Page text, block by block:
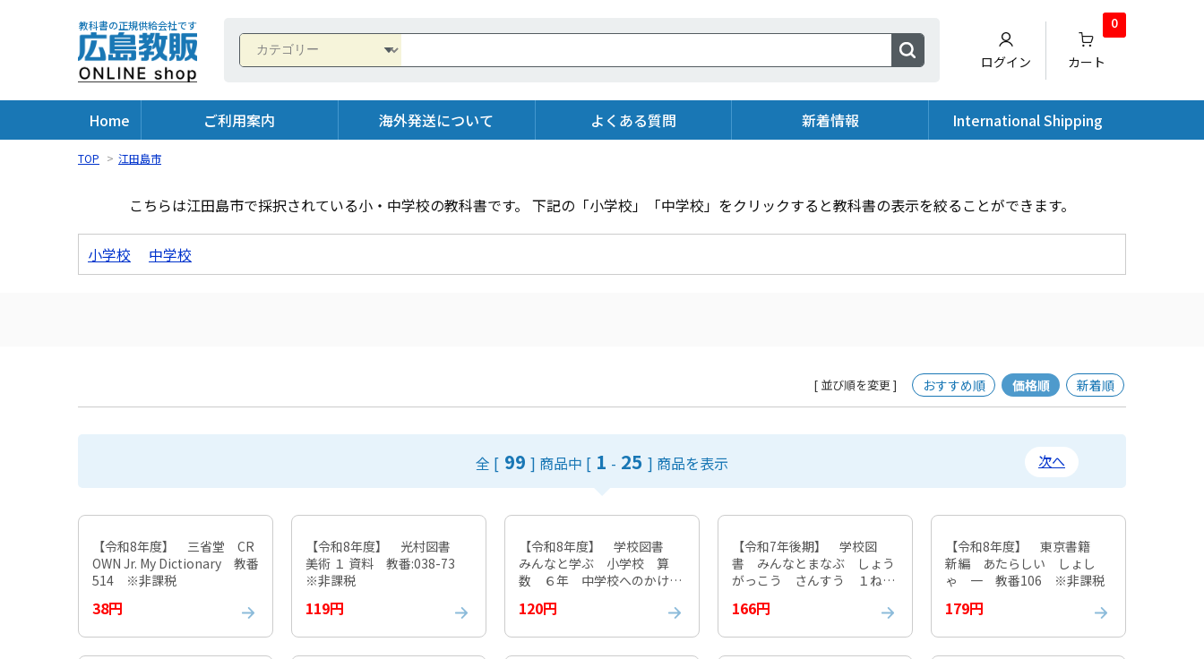
教科書の正規供給会社です
ログイン カート
0
Home ご利用案内 海外発送について よくある質問 新着情報 International Shipping
TOP > 江田島市
こちらは江田島市で採択されている小・中学校の教科書です。 下記の「小学校」「中学校」をクリックすると教科書の表示を絞ることができます。
小学校 中学校
[ 並び順を変更 ] おすすめ順 価格順 新着順
全 [ 99 ] 商品中 [ 1 - 25 ] 商品を表示 次へ
【令和8年度】 三省堂 CR
OWN Jr. My Dictionary 教番
514 ※非課税
38円
【令和8年度】 光村図書
美術 １ 資料 教番:038-73
※非課税
119円
【令和8年度】 学校図書
みんなと学ぶ 小学校 算
数 ６年 中学校へのかけ
120円
【令和7年後期】 学校図
書 みんなとまなぶ しょう
がっこう さんすう １ねん
166円
【令和8年度】 東京書籍
新編 あたらしい しょし
ゃ 一 教番106 ※非課税
179円